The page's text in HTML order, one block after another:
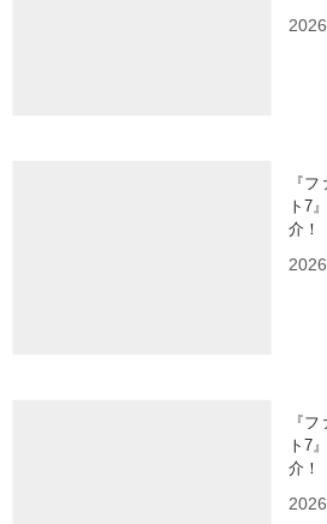
『
ト7
介！
『
ト7
介！